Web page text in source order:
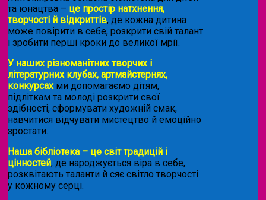
та юнацтва – це простір натхнення,
творчості й відкриттів, де кожна дитина
може повірити в себе, розкрити свій талант
і зробити перші кроки до великої мрії.
У наших різноманітних творчих і
літературних клубах, артмайстернях,
конкурсахми допомагаємо дітям,
підліткам та молоді розкрити свої
здібності, сформувати художній смак,
навчитися відчувати мистецтво й емоційно
зростати.
Наша бібліотека – це світ традицій і
цінностей, де народжується віра в себе,
розквітають таланти й сяє світло творчості
у кожному серці.